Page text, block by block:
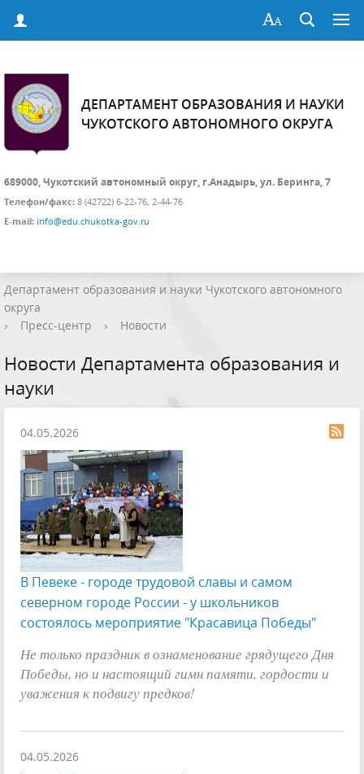
ДЕПАРТАМЕНТ ОБРАЗОВАНИЯ И НАУКИ
ЧУКОТСКОГО АВТОНОМНОГО ОКРУГА
689000, Чукотский автономный округ, г.Анадырь, ул. Беринга, 7
Телефон/факс: 8 (42722) 6-22-76, 2-44-76
E-mail: info@edu.chukotka-gov.ru
Департамент образования и науки Чукотского автономного
округа
›
Пресс-центр › Новости
Новости Департамента образования и
науки
04.05.2026
В Певеке - городе трудовой славы и самом
северном городе России - у школьников
состоялось мероприятие "Красавица Победы"
Не только праздник в ознаменование грядущего Дня
Победы, но и настоящий гимн памяти, гордости и
уважения к подвигу предков!
04.05.2026